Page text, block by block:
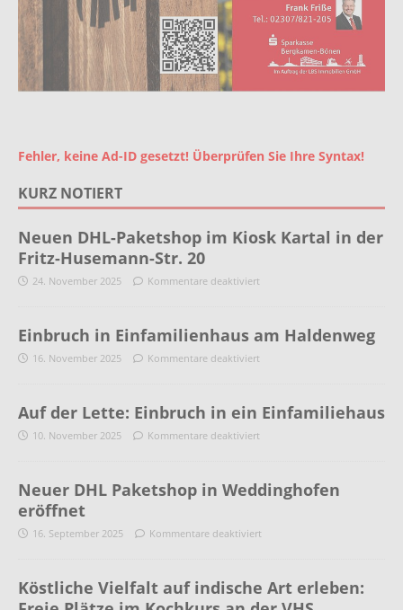
Fehler, keine Ad-ID gesetzt! Überprüfen Sie Ihre Syntax!
KURZ NOTIERT
Neuen DHL-Paketshop im Kiosk Kartal in der
Fritz-Husemann-Str. 20
24. November 2025 Kommentare deaktiviert
Einbruch in Einfamilienhaus am Haldenweg
16. November 2025 Kommentare deaktiviert
Auf der Lette: Einbruch in ein Einfamiliehaus
10. November 2025 Kommentare deaktiviert
Neuer DHL Paketshop in Weddinghofen
eröffnet
16. September 2025 Kommentare deaktiviert
Köstliche Vielfalt auf indische Art erleben: